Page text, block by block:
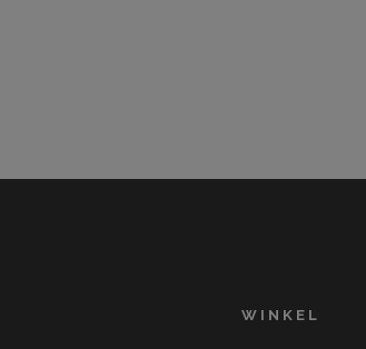
WINKEL